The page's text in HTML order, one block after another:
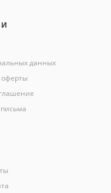
данных
оферты